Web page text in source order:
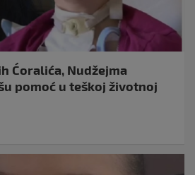
Ćoralića, Nudžejma
pomoć u teškoj životnoj